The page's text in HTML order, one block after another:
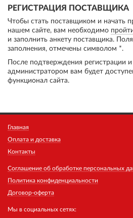
РЕГИСТРАЦИЯ ПОСТАВЩИКА
Чтобы стать поставщиком и начать
нашем сайте, вам необходимо
и заполнить анкету поставщика.
заполнения, отмечены символом *.
После подтверждения регистрации
администратором вам будет
функционал сайта.
Главная
Оплата и доставка
Контакты
Соглашение об обработке персональных
Политика конфиденциальности
Договор-оферта
Мы в социальных сетях: